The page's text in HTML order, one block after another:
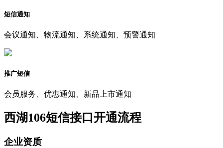
短信通知
会议通知、物流通知、系统通知、预警通知
推广短信
会员服务、优惠通知、新品上市通知
西湖106短信接口开通流程
企业资质